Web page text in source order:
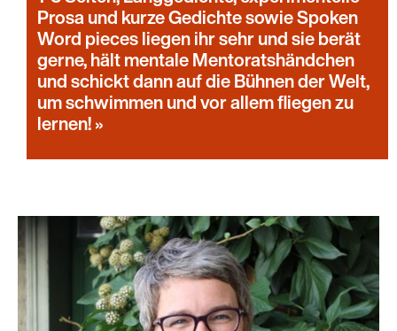
Prosa und kurze Gedichte sowie Spoken
Word pieces liegen ihr sehr und sie berät
gerne, hält mentale Mentoratshändchen
und schickt dann auf die Bühnen der Welt,
um schwimmen und vor allem fliegen zu
lernen!